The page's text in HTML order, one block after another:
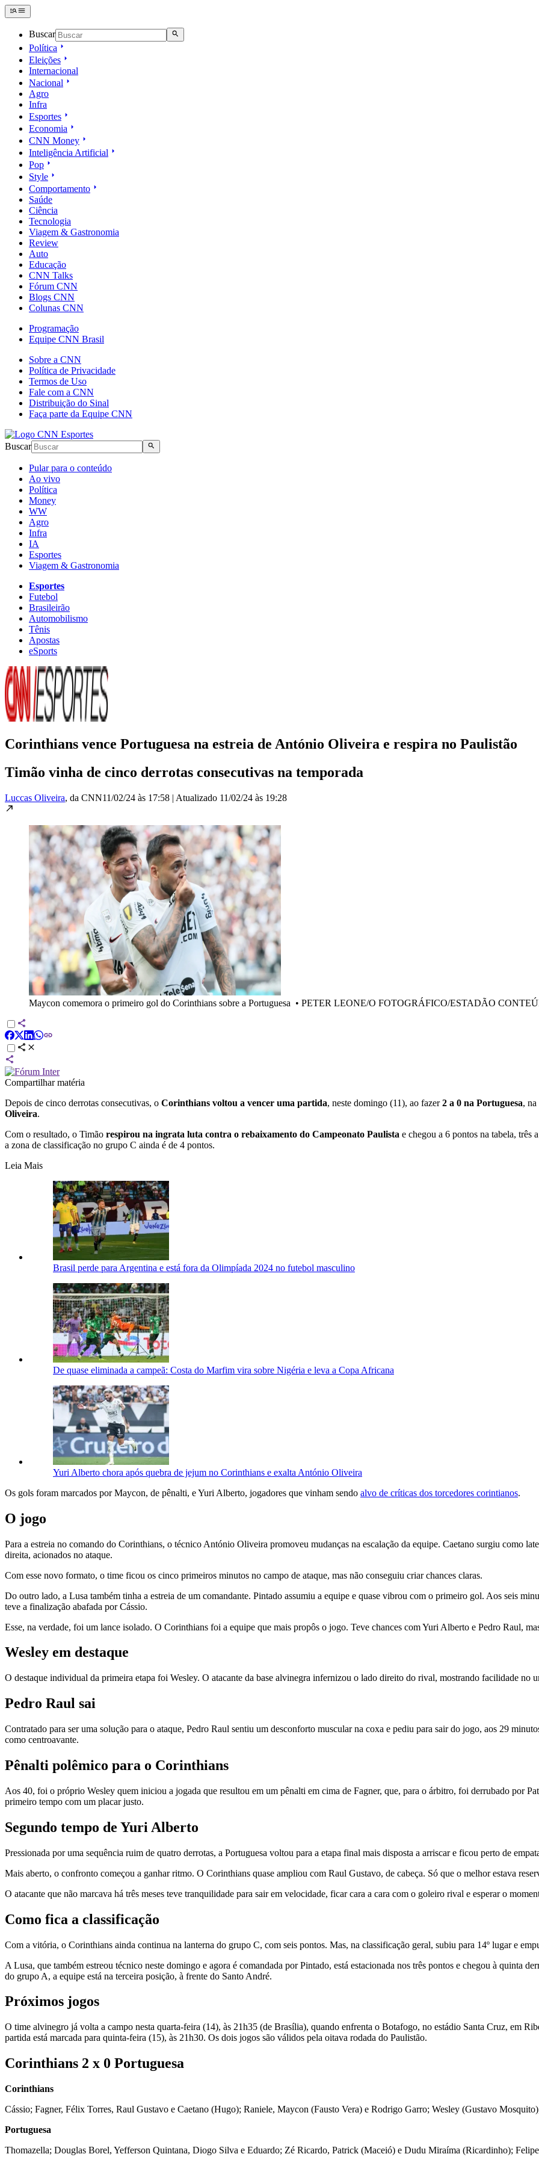
Buscar
Política
Eleições
Internacional
Nacional
Agro
Infra
Esportes
Economia
CNN Money
Inteligência Artificial
Pop
Style
Comportamento
Saúde
Ciência
Tecnologia
Viagem & Gastronomia
Review
Auto
Educação
CNN Talks
Fórum CNN
Blogs CNN
Colunas CNN
Programação
Equipe CNN Brasil
Sobre a CNN
Política de Privacidade
Termos de Uso
Fale com a CNN
Distribuição do Sinal
Faça parte da Equipe CNN
Buscar
Pular para o conteúdo
Ao vivo
Política
Money
WW
Agro
Infra
IA
Esportes
Viagem & Gastronomia
Esportes
Futebol
Brasileirão
Automobilismo
Tênis
Apostas
eSports
Corinthians vence Portuguesa na estreia de António Oliveira e respira no Paulistão
Timão vinha de cinco derrotas consecutivas na temporada
Luccas Oliveira, da CNN11/02/24 às 17:58 | Atualizado 11/02/24 às 19:28
Maycon comemora o primeiro gol do Corinthians sobre a Portuguesa • PETER LEONE/O FOTOGRÁFICO/ESTADÃO
Compartilhar matéria
Depois de cinco derrotas consecutivas, o Corinthians voltou a vencer uma partida, neste domingo (11), ao fazer2 a 0 na Portuguesa,
Oliveira.
Com o resultado, o Timão respirou na ingrata luta contra o rebaixamento do Campeonato Paulista e chegou a 6 pontos na tabela, três
a zona de classificação no grupo C ainda é de 4 pontos.
Leia Mais
Brasil perde para Argentina e está fora da Olimpíada 2024 no futebol masculino
De quase eliminada a campeã: Costa do Marfim vira sobre Nigéria e leva a Copa Africana
Yuri Alberto chora após quebra de jejum no Corinthians e exalta António Oliveira
Os gols foram marcados por Maycon, de pênalti, e Yuri Alberto, jogadores que vinham sendo alvo de críticas dos torcedores corintianos.
O jogo
Para a estreia no comando do Corinthians, o técnico António Oliveira promoveu mudanças na escalação da equipe. Caetano surgiu como
direita, acionados no ataque.
Com esse novo formato, o time ficou os cinco primeiros minutos no campo de ataque, mas não conseguiu criar chances claras.
Do outro lado, a Lusa também tinha a estreia de um comandante. Pintado assumiu a equipe e quase vibrou com o primeiro gol. Aos seis
teve a finalização abafada por Cássio.
Esse, na verdade, foi um lance isolado. O Corinthians foi a equipe que mais propôs o jogo. Teve chances com Yuri Alberto e Pedro Raul,
Wesley em destaque
O destaque individual da primeira etapa foi Wesley. O atacante da base alvinegra infernizou o lado direito do rival, mostrando facilidade no
Pedro Raul sai
Contratado para ser uma solução para o ataque, Pedro Raul sentiu um desconforto muscular na coxa e pediu para sair do jogo, aos 29
como centroavante.
Pênalti polêmico para o Corinthians
Aos 40, foi o próprio Wesley quem iniciou a jogada que resultou em um pênalti em cima de Fagner, que, para o árbitro, foi derrubado por
primeiro tempo com um placar justo.
Segundo tempo de Yuri Alberto
Pressionada por uma sequência ruim de quatro derrotas, a Portuguesa voltou para a etapa final mais disposta a arriscar e ficou perto de
Mais aberto, o confronto começou a ganhar ritmo. O Corinthians quase ampliou com Raul Gustavo, de cabeça. Só que o melhor estava
O atacante que não marcava há três meses teve tranquilidade para sair em velocidade, ficar cara a cara com o goleiro rival e esperar o
Como fica a classificação
Com a vitória, o Corinthians ainda continua na lanterna do grupo C, com seis pontos. Mas, na classificação geral, subiu para 14º lugar e
A Lusa, que também estreou técnico neste domingo e agora é comandada por Pintado, está estacionada nos três pontos e chegou à quinta
do grupo A, a equipe está na terceira posição, à frente do Santo André.
Próximos jogos
O time alvinegro já volta a campo nesta quarta-feira (14), às 21h35 (de Brasília), quando enfrenta o Botafogo, no estádio Santa Cruz, em
partida está marcada para quinta-feira (15), às 21h30. Os dois jogos são válidos pela oitava rodada do Paulistão.
Corinthians 2 x 0 Portuguesa
Corinthians
Cássio; Fagner, Félix Torres, Raul Gustavo e Caetano (Hugo); Raniele, Maycon (Fausto Vera) e Rodrigo Garro; Wesley (Gustavo
Portuguesa
Thomazella; Douglas Borel, Yefferson Quintana, Diogo Silva e Eduardo; Zé Ricardo, Patrick (Maceió) e Dudu Miraíma (Ricardinho);